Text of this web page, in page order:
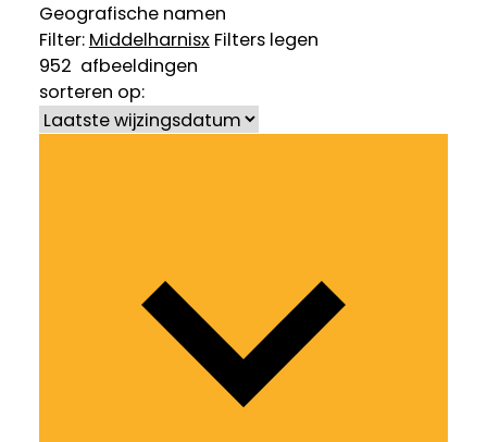
Geografische namen
Filter: Middelharnisx Filters legen
952 afbeeldingen
sorteren op: